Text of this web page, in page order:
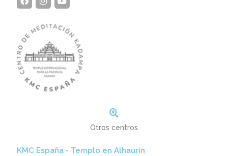
Otros centros
KMC España - Templo en Alhaurín